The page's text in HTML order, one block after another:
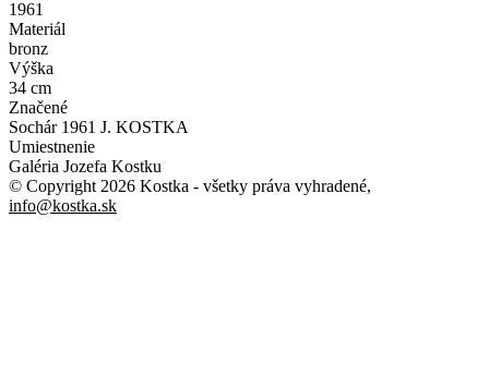
1961
Materiál
bronz
Výška
34 cm
Značené
Sochár 1961 J. KOSTKA
Umiestnenie
Galéria Jozefa Kostku
© Copyright 2026 Kostka - všetky práva vyhradené,
info@kostka.sk